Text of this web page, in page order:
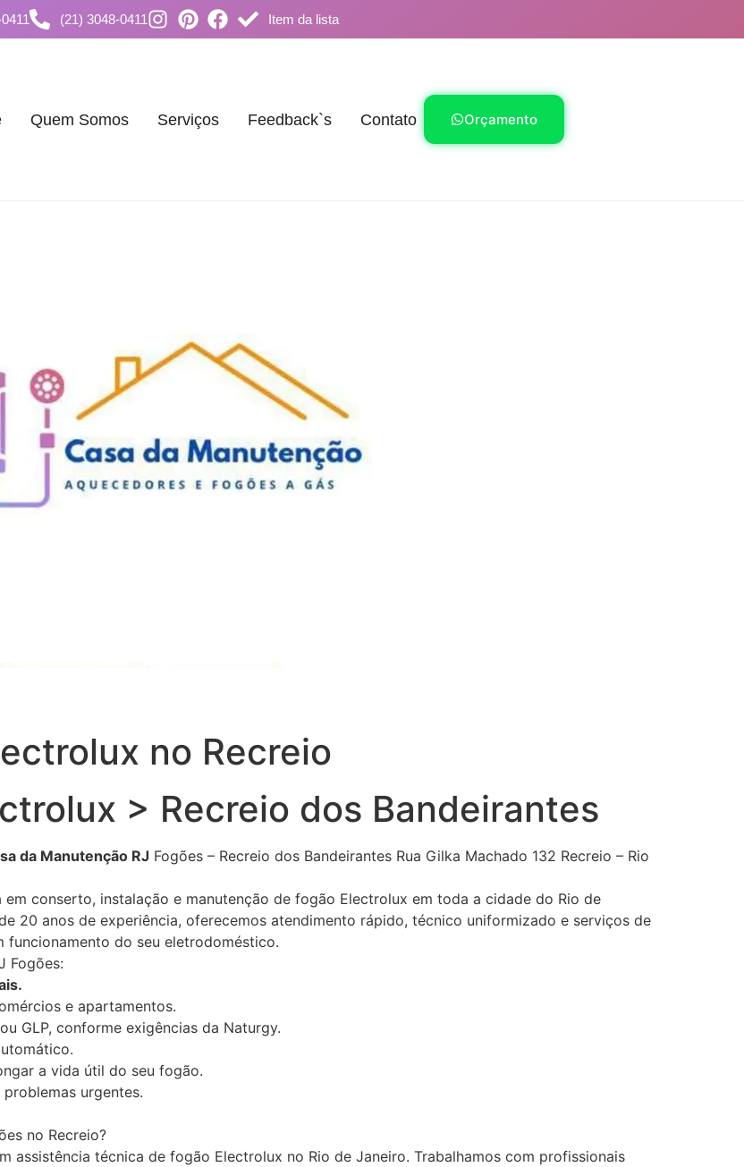
(21) 3048-0411 Item da lista
Quem Somos Serviços Feedback`s Contato Orçamento
no Recreio
> Recreio dos Bandeirantes
da Manutenção RJ Fogões – Recreio dos Bandeirantes Rua Gilka Machado 132 Recreio – Rio
em conserto, instalação e manutenção de fogão Electrolux em toda a cidade do Rio de
20 anos de experiência, oferecemos atendimento rápido, técnico uniformizado e serviços de
funcionamento do seu eletrodoméstico.
Fogões:
e apartamentos.
GLP, conforme exigências da Naturgy.
a vida útil do seu fogão.
urgentes.
no Recreio?
assistência técnica de fogão Electrolux no Rio de Janeiro. Trabalhamos com profissionais